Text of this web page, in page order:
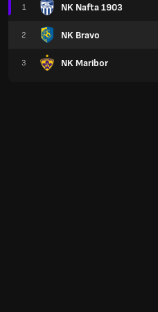
1 NK Nafta 1903
2 NK Bravo
3 NK Maribor